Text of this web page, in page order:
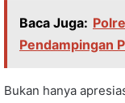
Baca Juga:
Pendampingan
Bukan hanya